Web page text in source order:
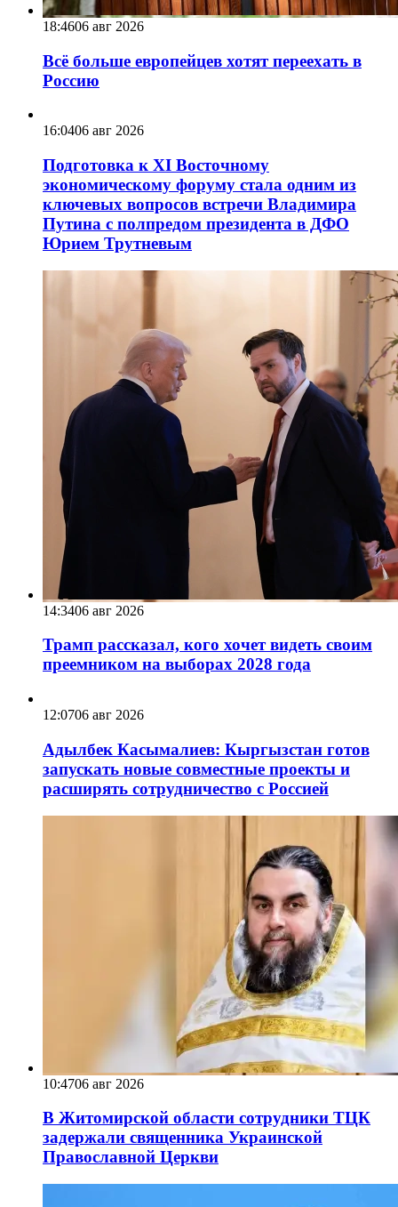
18:4606 авг 2026
Всё больше европейцев хотят переехать в
Россию
16:0406 авг 2026
Подготовка к XI Восточному
экономическому форуму стала одним из
ключевых вопросов встречи Владимира
Путина с полпредом президента в ДФО
Юрием Трутневым
14:3406 авг 2026
Трамп рассказал, кого хочет видеть своим
преемником на выборах 2028 года
12:0706 авг 2026
Адылбек Касымалиев: Кыргызстан готов
запускать новые совместные проекты и
расширять сотрудничество с Россией
10:4706 авг 2026
В Житомирской области сотрудники ТЦК
задержали священника Украинской
Православной Церкви